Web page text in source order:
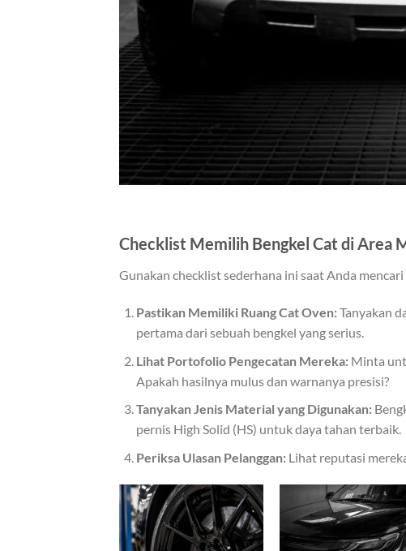
Checklist Memilih Bengkel Cat di Area
Gunakan checklist sederhana ini saat Anda mencari
Pastikan Memiliki Ruang Cat Oven:Tanyakan
pertama dari sebuah bengkel yang serius.
Lihat Portofolio Pengecatan Mereka:Minta
Apakah hasilnya mulus dan warnanya presisi?
Tanyakan Jenis Material yang Digunakan:
pernis High Solid (HS) untuk daya tahan terbaik.
Periksa Ulasan Pelanggan:Lihat reputasi